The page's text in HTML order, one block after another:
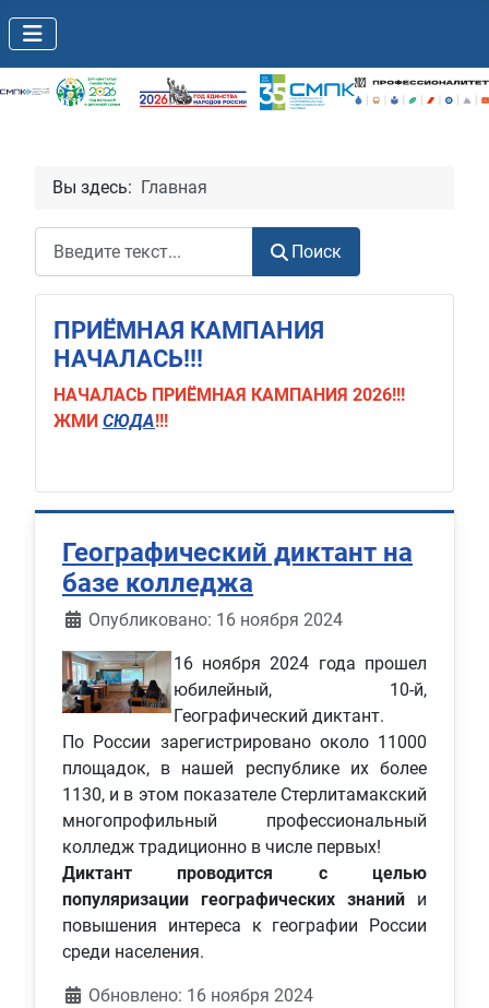
Вы здесь: Главная
Поиск
ПРИЁМНАЯ КАМПАНИЯ
НАЧАЛАСЬ!!!
НАЧАЛАСЬ ПРИЁМНАЯ КАМПАНИЯ 2026!!!
ЖМИ СЮДА!!!
Географический диктант на
базе колледжа
Информация о материале
Опубликовано: 16 ноября 2024
16 ноября 2024 года прошел
юбилейный, 10-й,
Географический диктант.
По России зарегистрировано около 11000
площадок, в нашей республике их более
1130, и в этом показателе Стерлитамакский
многопрофильный профессиональный
колледж традиционно в числе первых!
Диктант проводится с целью
популяризации географических знаний и
повышения интереса к географии России
среди населения.
Обновлено: 16 ноября 2024